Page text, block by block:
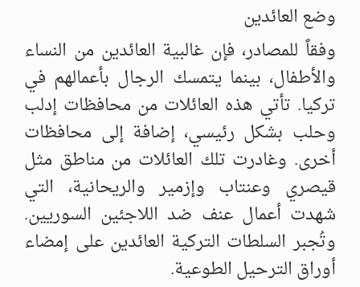
وضع العائدين
وفقاً للمصادر، فإن غالبية العائدين من النساء
والأطفال، بينما يتمسك الرجال بأعمالهم في
تركيا. تأتي هذه العائلات من محافظات إدلب
وحلب بشكل رئيسي، إضافة إلى محافظات
أخرى. وغادرت تلك العائلات من مناطق مثل
قيصري وعنتاب وإزمير والريحانية، التي
شهدت أعمال عنف ضد اللاجئين السوريين.
وتُجبر السلطات التركية العائدين على إمضاء
أوراق الترحيل الطوعية.